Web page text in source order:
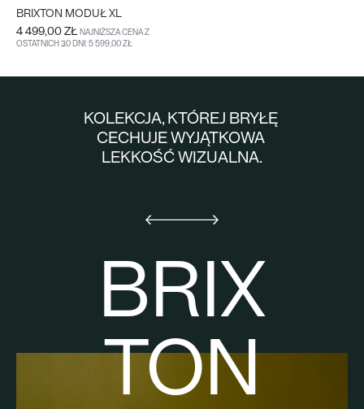
BRIXTON MODUŁ XL
4 499,00 ZŁ NAJNIŻSZA CENA Z
OSTATNICH 30 DNI: 5 599,00 ZŁ
KOLEKCJA, KTÓREJ BRYŁĘ
CECHUJE WYJĄTKOWA
LEKKOŚĆ WIZUALNA.
BRIX
TON